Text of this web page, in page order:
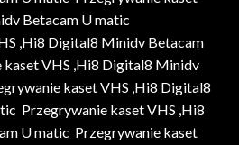
Betacam U matic
,Hi8 Digital8 Minidv Betacam
VHS ,Hi8 Digital8 Minidv
kaset VHS ,Hi8 Digital8
Przegrywanie kaset VHS ,Hi8
U matic Przegrywanie kaset